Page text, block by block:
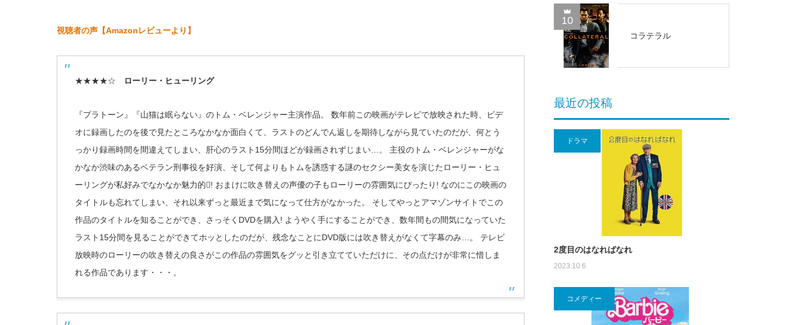
視聴者の声【Amazonレビューより】
★★★★☆ ローリー・ヒューリング
『プラトーン』『山猫は眠らない』のトム・ベレンジャー主演作品。 数年前この映画がテレビで放映された時、ビデ
オに録画したのを後で見たところなかなか面白くて、ラストのどんでん返しを期待しながら見ていたのだが、何とう
っかり録画時間を間違えてしまい、肝心のラスト15分間ほどが録画されずじまい…。 主役のトム・ベレンジャーがな
かなか渋味のあるベテラン刑事役を好演、そして何よりもトムを誘惑する謎のセクシー美女を演じたローリー・ヒュ
ーリングが私好みでなかなか魅力的! おまけに吹き替えの声優の子もローリーの雰囲気にぴったり! なのにこの映画の
タイトルも忘れてしまい、それ以来ずっと最近まで気になって仕方がなかった。 そしてやっとアマゾンサイトでこの
作品のタイトルを知ることができ、さっそくDVDを購入! ようやく手にすることができ、数年間もの間気になっていた
ラスト15分間を見ることができてホッとしたのだが、残念なことにDVD版には吹き替えがなくて字幕のみ…。 テレビ
放映時のローリーの吹き替えの良さがこの作品の雰囲気をグッと引き立てていただけに、その点だけが非常に惜しま
れる作品であります・・・。
10
コラテラル
最近の投稿
ドラマ
2度目のはなればなれ
2023.10.6
コメディー